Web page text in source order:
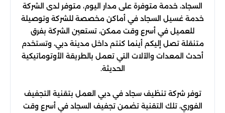
السجاد، خدمة متوفرة على مدار اليوم، متوفر لدى الشركة
خدمة غسيل السجاد في أماكن مخصصة للشركة وتوصيلة
للعميل في أسرع وقت ممكن، تستعين الشركة بفرق
متنقلة تصل إليكم أينما كنتم داخل مدينة دبي، وتستخدم
أحدث المعدات والآلات التي تعمل بالطريقة الأوتوماتيكية
الحديثة.
توفر شركة تنظيف سجاد في دبي العمل بتقنية التجفيف
الفوري، تلك التقنية تضمن تجفيف السجاد في أسرع وقت